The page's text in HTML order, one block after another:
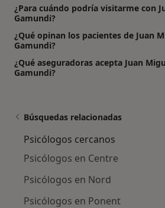
¿Para cuándo podría visitarme con
Gamundi?
¿Qué opinan los pacientes de Juan
Gamundi?
¿Qué aseguradoras acepta Juan
Gamundi?
Búsquedas relacionadas
Psicólogos cercanos
Psicólogos en Centre
Psicólogos en Nord
Psicólogos en Ponent